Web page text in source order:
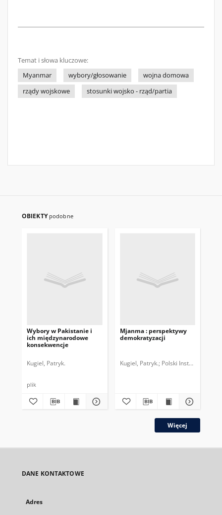
Temat i słowa kluczowe:
Myanmar
wybory/głosowanie
wojna domowa
rządy wojskowe
stosunki wojsko - rząd/partia
OBIEKTY podobne
Wybory w Pakistanie i
ich międzynarodowe
konsekwencje
Kugiel, Patryk.
plik
Mjanma : perspektywy
demokratyzacji
Kugiel, Patryk. Polski Instytut Spraw
Więcej
DANE KONTAKTOWE
Adres